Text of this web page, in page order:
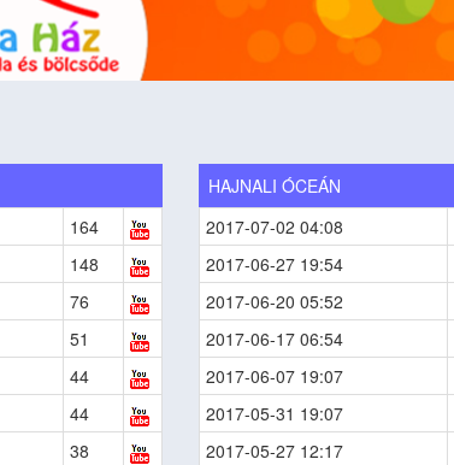
164
148
76
51
44
44
38
HAJNALI ÓCEÁN
2017-07-02 04:08
2017-06-27 19:54
2017-06-20 05:52
2017-06-17 06:54
2017-06-07 19:07
2017-05-31 19:07
2017-05-27 12:17